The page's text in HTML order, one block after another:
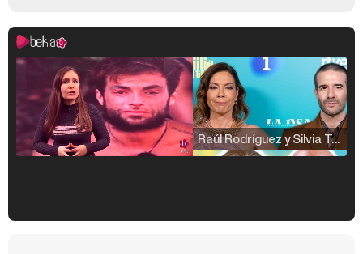
Raúl Rodríguez y Silvia Taulés nos cuentan su papel en 'La familia de la tele'